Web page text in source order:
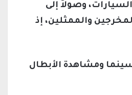
وصولاً إلى
والممثلين، إذ
ومشاهدة الأبطال